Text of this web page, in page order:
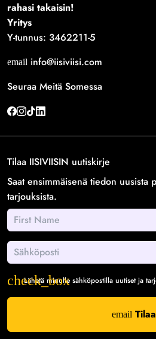
rahasi takaisin!
Yritys
Y-tunnus: 3462211-5
email info@iisiviisi.com
Seuraa Meitä Somessa
Tilaa IISIVIISIN uutiskirje
Saat ensimmäisenä tiedon uusista
tarjouksista.
Lähetä minulle sähköpostilla uutiset ja
email Tilaa